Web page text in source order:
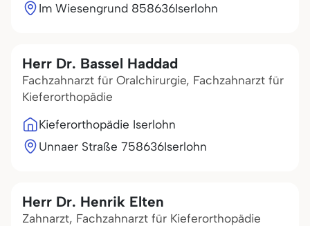
Im Wiesengrund 858636Iserlohn
Herr Dr. Bassel Haddad
Fachzahnarzt für Oralchirurgie, Fachzahnarzt für
Kieferorthopädie
Kieferorthopädie Iserlohn
Unnaer Straße 758636Iserlohn
Herr Dr. Henrik Elten
Zahnarzt, Fachzahnarzt für Kieferorthopädie